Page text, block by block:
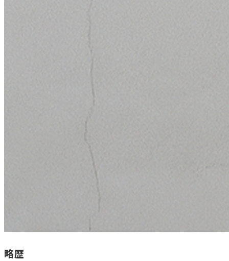
略歴